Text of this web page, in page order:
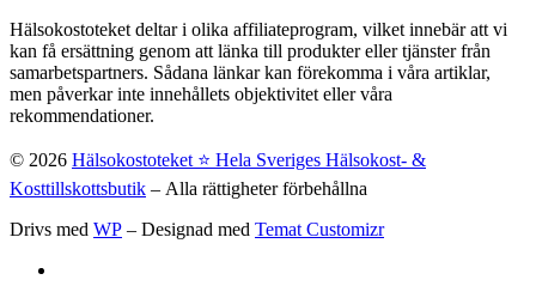
Hälsokostoteket deltar i olika affiliateprogram, vilket innebär att vi
kan få ersättning genom att länka till produkter eller tjänster från
samarbetspartners. Sådana länkar kan förekomma i våra artiklar,
men påverkar inte innehållets objektivitet eller våra
rekommendationer.
© 2026 Hälsokostoteket ⭐️ Hela Sveriges Hälsokost- &
Kosttillskottsbutik – Alla rättigheter förbehållna
Drivs med WP – Designad med Temat Customizr